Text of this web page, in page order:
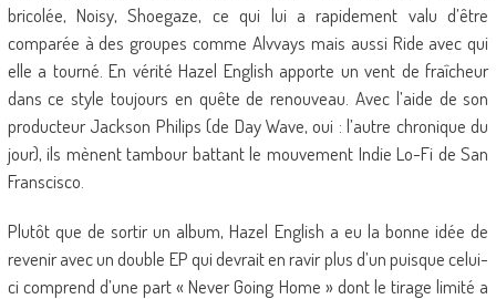
bricolée, Noisy, Shoegaze, ce qui lui a rapidement valu d’être
comparée à des groupes comme Alvvays mais aussi Ride avec qui
elle a tourné. En vérité Hazel English apporte un vent de fraîcheur
dans ce style toujours en quête de renouveau. Avec l’aide de son
producteur Jackson Philips (de Day Wave, oui : l’autre chronique du
jour), ils mènent tambour battant le mouvement Indie Lo-Fi de San
Franscisco.
Plutôt que de sortir un album, Hazel English a eu la bonne idée de
revenir avec un double EP qui devrait en ravir plus d’un puisque celui-
ci comprend d’une part « Never Going Home » dont le tirage limité a